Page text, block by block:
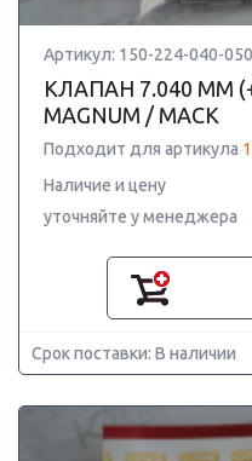
Артикул: 150-224-040-050
КЛАПАН 7.040 ММ
MAGNUM / MACK
Подходит для артикула
Наличие и цену
уточняйте у менеджера
Срок поставки: В наличии